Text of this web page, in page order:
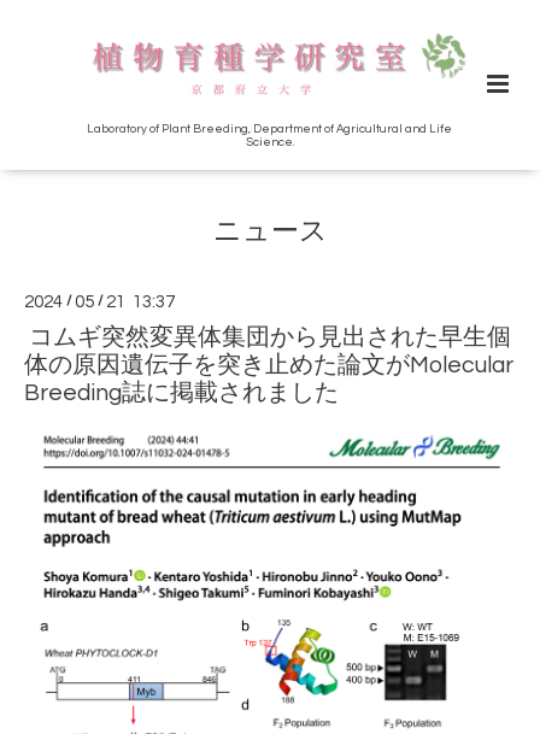
Laboratory of Plant Breeding, Department of Agricultural and Life
Science.
ニュース
2024 /05 / 21 13:37
コムギ突然変異体集団から見出された早生個
体の原因遺伝子を突き止めた論文がMolecular
Breeding誌に掲載されました